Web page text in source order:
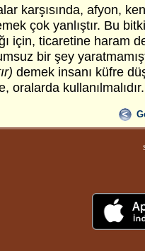
karşısında, afyon,
çok yanlıştır. Bu
için, ticaretine haram
bir şey
demek insanı küfre
oralarda kullanılmalıdır.